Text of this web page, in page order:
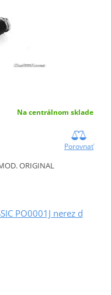
Na centrálnom sklade
Porovnať
ORIGINAL
PO0001J nerez d